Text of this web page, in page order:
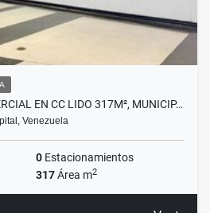
EN CC LIDO 317M², MUNICIP…
Venezuela
0 Estacionamientos
317Área m2